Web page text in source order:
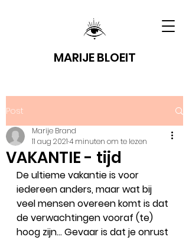
MARIJE BLOEIT
Post
VAKANTIE - tijd
Marije Brand
11 aug 20214 minuten om te lezen
De ultieme vakantie is voor
iedereen anders, maar wat bij
veel mensen overeen komt is dat
de verwachtingen vooraf (te)
hoog zijn... Gevaar is dat je onrust